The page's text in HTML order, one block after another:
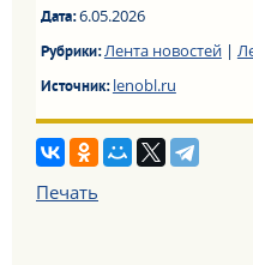
Дата:6.05.2026
Рубрики:Лента новостей|
Источник:lenobl.ru
Печать